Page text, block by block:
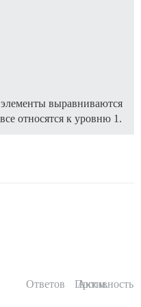
выравниваются
относятся к уровню 1.
Ответов Просм.
Активность